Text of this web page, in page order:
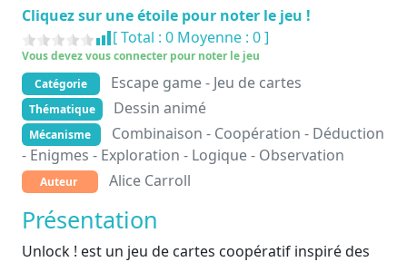
Cliquez sur une étoile pour noter le jeu !
[ Total : 0 Moyenne : 0]
Vous devez vous connecter pour noter le jeu
Catégorie
Escape game - Jeu de cartes
Thématique Dessin animé
Mécanisme
Combinaison - Coopération - Déduction
- Enigmes - Exploration - Logique - Observation
Auteur Alice Carroll
Présentation
Unlock ! est un jeu de cartes coopératif inspiré des